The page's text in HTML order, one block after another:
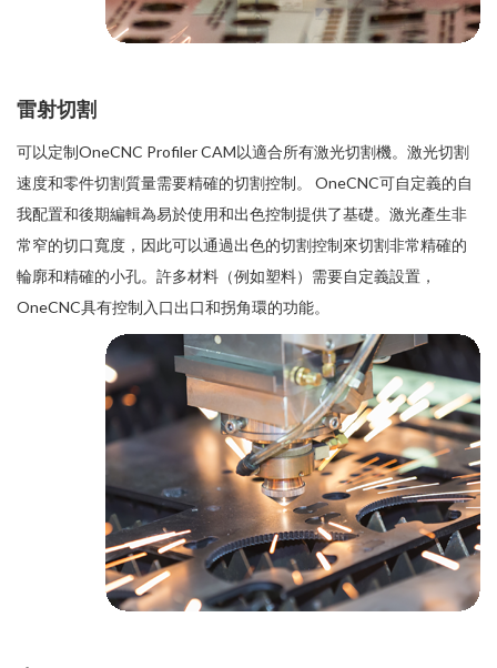
雷射切割
可以定制OneCNC Profiler CAM以適合所有激光切割機。激光切割
速度和零件切割質量需要精確的切割控制。 OneCNC可自定義的自
我配置和後期編輯為易於使用和出色控制提供了基礎。激光產生非
常窄的切口寬度，因此可以通過出色的切割控制來切割非常精確的
輪廓和精確的小孔。許多材料（例如塑料）需要自定義設置，
OneCNC具有控制入口出口和拐角環的功能。